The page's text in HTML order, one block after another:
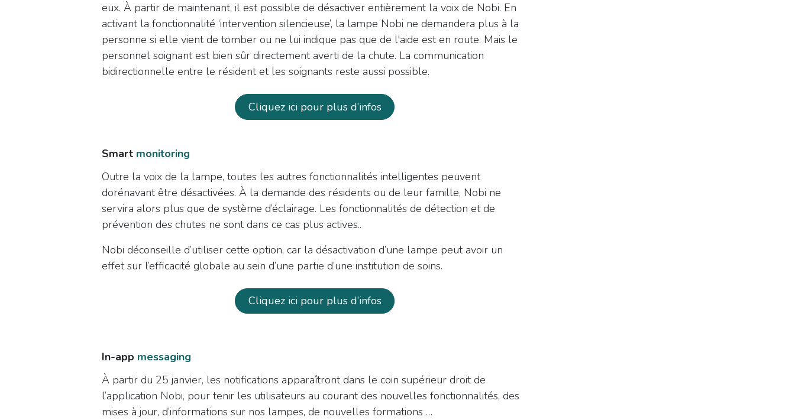
eux. À partir de maintenant, il est possible de désactiver entièrement la voix de Nobi. En
activant la fonctionnalité ‘intervention silencieuse’, la lampe Nobi ne demandera plus à la
personne si elle vient de tomber ou ne lui indique pas que de l'aide est en route. Mais le
personnel soignant est bien sûr directement averti de la chute. La communication
bidirectionnelle entre le résident et les soignants reste aussi possible.
​Cliquez ici pour plus d’infos
Smart monitoring
Outre la voix de la lampe, toutes les autres fonctionnalités intelligentes peuvent
dorénavant être désactivées. À la demande des résidents ou de leur famille, Nobi ne
servira alors plus que de système d’éclairage. Les fonctionnalités de détection et de
prévention des chutes ne sont dans ce cas plus actives..
Nobi déconseille d’utiliser cette option, car la désactivation d’une lampe peut avoir un
effet sur l’efficacité globale au sein d’une partie d’une institution de soins.
​Cliquez ici pour plus d’infos
In-app messaging
À partir du 25 janvier, les notifications apparaîtront dans le coin supérieur droit de
l’application Nobi, pour tenir les utilisateurs au courant des nouvelles fonctionnalités, des
mises à jour, d’informations sur nos lampes, de nouvelles formations …